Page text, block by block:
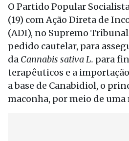
O Partido Popular
(19) com Ação Direta de
(ADI), no Supremo Tribunal
pedido cautelar, para
da Cannabis sativa L. para
terapêuticos e a
a base de Canabidiol, o
maconha, por meio de uma